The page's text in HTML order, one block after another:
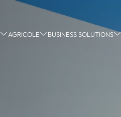
AGRICOLE BUSINESS SOLUTIONS